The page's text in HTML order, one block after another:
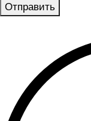
Отправить